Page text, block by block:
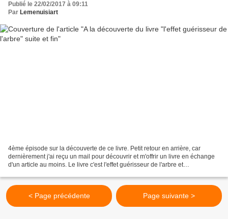
Publié le 22/02/2017 à 09:11
Par Lemenuisiart
4ème épisode sur la découverte de ce livre. Petit retour en arrière, car
dernièrement j'ai reçu un mail pour découvrir et m'offrir un livre en échange
d'un article au moins. Le livre c'est l'effet guérisseur de l'arbre et
< Page précédente Page suivante >